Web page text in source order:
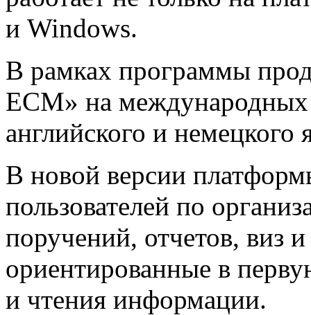
и Windows.
В рамках программы
ECM» на
английского и немецкого
В новой версии
пользователей по
поручений, отчетов, виз
ориентированные в
и чтения информации.